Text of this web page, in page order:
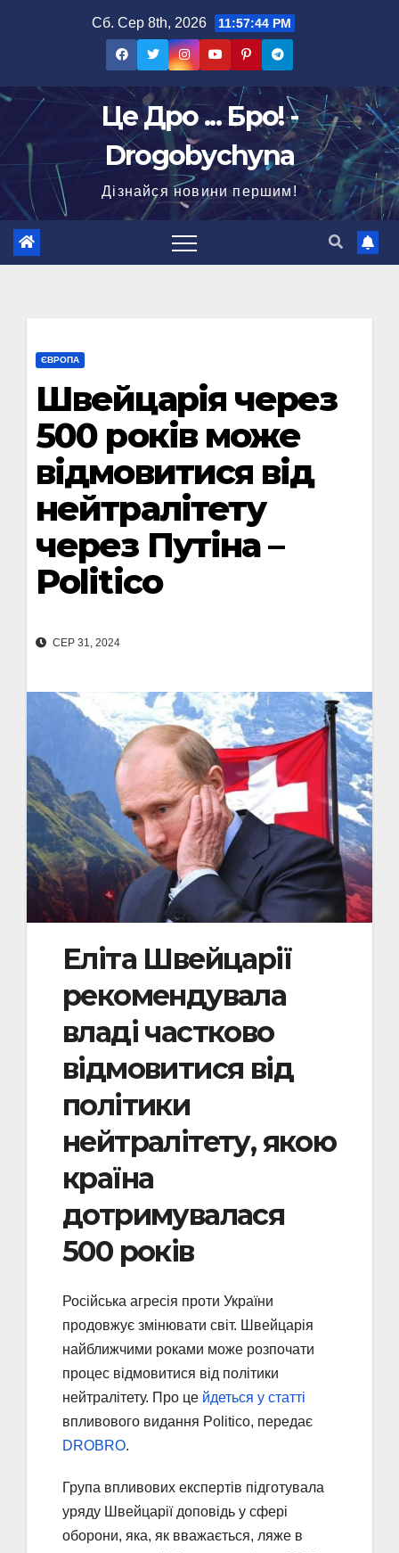
Сб. Сер 8th, 2026 11:57:45 PM
Це Дро ... Бро! -
Drogobychyna
Дізнайся новини першим!
ЄВРОПА
Швейцарія через
500 років може
відмовитися від
нейтралітету
через Путіна –
Politico
СЕР 31, 2024
Еліта Швейцарії
рекомендувала
владі частково
відмовитися від
політики
нейтралітету, якою
країна
дотримувалася
500 років
Російська агресія проти України
продовжує змінювати світ. Швейцарія
найближчими роками може розпочати
процес відмовитися від політики
нейтралітету. Про це йдеться у статті
впливового видання Politico, передає
DROBRO.
Група впливових експертів підготувала
уряду Швейцарії доповідь у сфері
оборони, яка, як вважається, ляже в